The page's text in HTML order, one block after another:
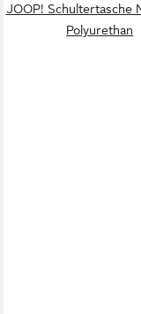
JOOP! Schultertasche
Polyurethan